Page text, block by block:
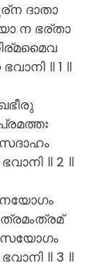
ദാതാ
ന ഭര്താ
॥ 1 ॥
॥ 2 ॥
॥ 3 ॥